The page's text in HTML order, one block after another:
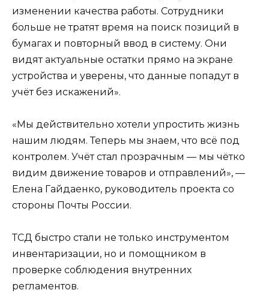
изменении качества работы. Сотрудники
больше не тратят время на поиск позиций в
бумагах и повторный ввод в систему. Они
видят актуальные остатки прямо на экране
устройства и уверены, что данные попадут в
учёт без искажений».
«Мы действительно хотели упростить жизнь
нашим людям. Теперь мы знаем, что всё под
контролем. Учёт стал прозрачным — мы чётко
видим движение товаров и отправлений», —
Елена Гайдаенко, руководитель проекта со
стороны Почты России.
ТСД быстро стали не только инструментом
инвентаризации, но и помощником в
проверке соблюдения внутренних
регламентов.